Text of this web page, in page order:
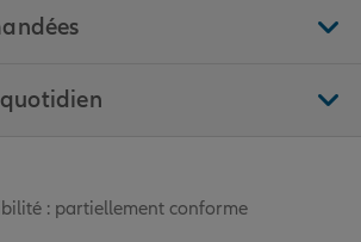
: partiellement conforme